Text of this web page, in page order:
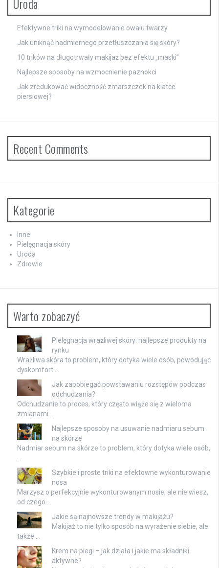
Uroda
Efektywne triki na wymodelowanie owalu twarzy
Jak uniknąć nadmiernego przetłuszczania się skóry?
10 trików na długotrwały makijaż bez efektu „maski”
Najlepsze sposoby na wzmocnienie paznokci
Jak zredukować widoczność zmarszczek na klatce
piersiowej?
Recent Comments
Kategorie
Inne
Pielęgnacja skóry
Uroda
Zdrowie
Warto zobaczyć
Pielęgnacja wrażliwej skóry: najlepsze produkty na
rynku
Wrażliwa skóra to problem, który dotyka wiele osób, powodując
dyskomfort …
Jak zapobiegać powstawaniu rozstępów podczas
odchudzania?
Odchudzanie to proces, który często wiąże się z wieloma
zmianami …
Najlepsze sposoby na usuwanie nadmiaru sebum
na skórze
Nadmiar sebum na skórze to problem, który dotyka wiele osób,
…
Szybkie i proste triki na efektowne wykonturowanie
nosa
Marzysz o perfekcyjnie wykonturowanym nosie, ale nie wiesz,
od czego …
Jakie są najnowsze trendy w makijażu?
Makijaż to nie tylko sposób na wyrażenie siebie, ale
także …
Krem na piegi – jak działa i jakie ma składniki
aktywne?